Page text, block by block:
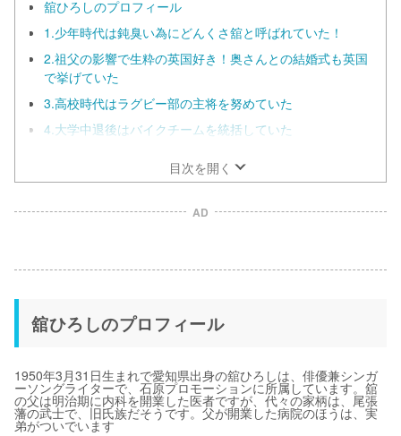
舘ひろしのプロフィール
1.少年時代は鈍臭い為にどんくさ舘と呼ばれていた！
2.祖父の影響で生粋の英国好き！奥さんとの結婚式も英国
で挙げていた
3.高校時代はラグビー部の主将を努めていた
4.大学中退後はバイクチームを統括していた
目次を開く
AD
舘ひろしのプロフィール
1950年3月31日生まれで愛知県出身の舘ひろしは、俳優兼シンガ
ーソングライターで、石原プロモーションに所属しています。舘
の父は明治期に内科を開業した医者ですが、代々の家柄は、尾張
藩の武士で、旧氏族だそうです。父が開業した病院のほうは、実
弟がついでいます